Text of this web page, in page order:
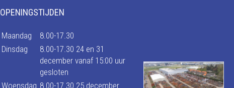
OPENINGSTIJDEN
Maandag
8.00-17.30
Dinsdag
8.00-17.30 24 en 31
december vanaf 15:00 uur
gesloten
Woensdag 8.00-17.30 25 december